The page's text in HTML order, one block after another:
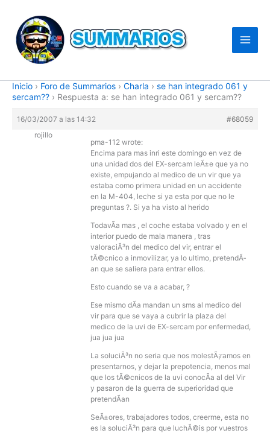
contenido
Inicio › Foro de Summarios › Charla › se han integrado 061 y
sercam?? › Respuesta a: se han integrado 061 y sercam??
16/03/2007 a las 14:32
#68059
rojillo
pma-112 wrote:
Encima para mas inri este domingo en vez de
una unidad dos del EX-sercam leÃ±e que ya no
existe, empujando al medico de un vir que ya
estaba como primera unidad en un accidente
en la M-404, leche si ya esta por que no le
preguntas ?. Si ya ha visto al herido
TodavÃ­a mas , el coche estaba volvado y en el
interior puedo de mala manera , tras
valoraciÃ³n del medico del vir, entrar el
tÃ©cnico a inmovilizar, ya lo ultimo, pretendÃ­
an que se saliera para entrar ellos.
Esto cuando se va a acabar, ?
Ese mismo dÃ­a mandan un sms al medico del
vir para que se vaya a cubrir la plaza del
medico de la uvi de EX-sercam por enfermedad,
jua jua jua
La soluciÃ³n no seria que nos molestÃ¡ramos en
presentarnos, y dejar la prepotencia, menos mal
que los tÃ©cnicos de la uvi conocÃ­a al del Vir
y pasaron de la guerra de superioridad que
pretendÃ­an
SeÃ±ores, trabajadores todos, creerme, esta no
es la soluciÃ³n para que luchÃ©is por vuestros